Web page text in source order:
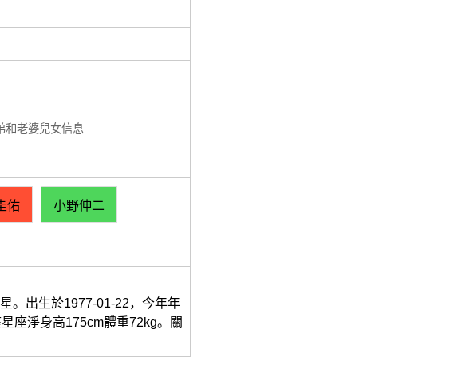
和老婆兒女信息
佑 小野伸二
。出生於1977-01-22，今年年
座淨身高175cm體重72kg。關